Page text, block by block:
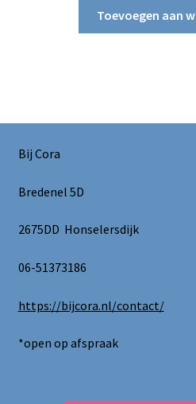
Toevoegen aan
Bij Cora
Bredenel 5D
2675DD Honselersdijk
06-51373186
https://bijcora.nl/contact/
*open op afspraak